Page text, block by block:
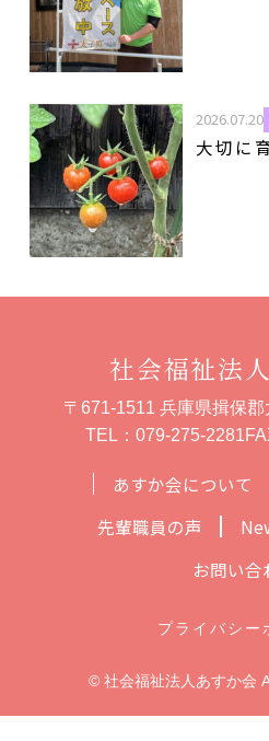
2026.07.20
大切に
あすか会について
先輩職員の声
お問い合
社会福祉法
〒671-1511 兵庫県揖保
TEL： 079-275-2281
プライバシー
© 社会福祉法人あすか会